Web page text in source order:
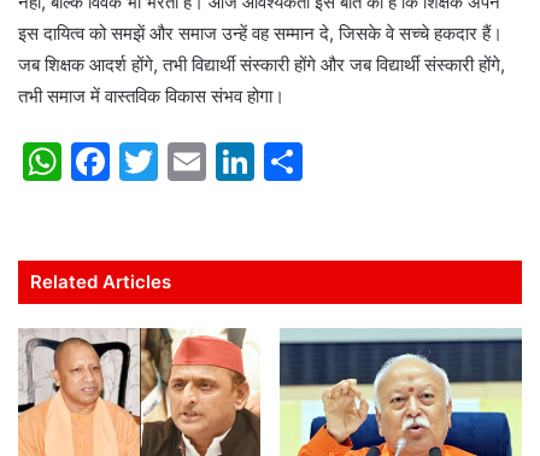
इस दायित्व को समझें और समाज उन्हें वह सम्मान दे, जिसके वे सच्चे हकदार हैं।
जब शिक्षक आदर्श होंगे, तभी विद्यार्थी संस्कारी होंगे और जब विद्यार्थी संस्कारी होंगे,
तभी समाज में वास्तविक विकास संभव होगा।
W
s
A
p
p
F
e
b
o
o
k
T
er
E
l
Li
e
dI
n
e
Related Articles